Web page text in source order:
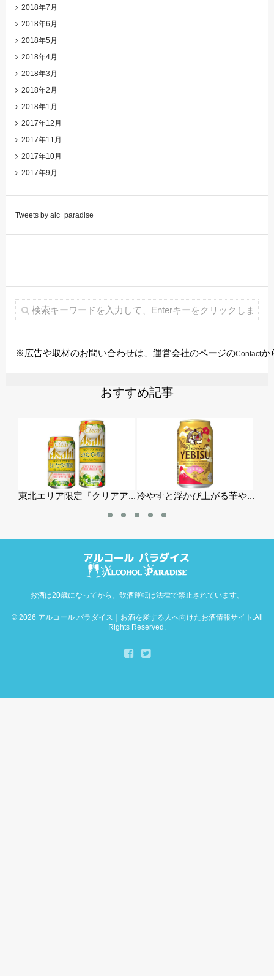
2018年7月
2018年6月
2018年5月
2018年4月
2018年3月
2018年2月
2018年1月
2017年12月
2017年11月
2017年10月
2017年9月
Tweets by alc_paradise
※広告や取材のお問い合わせは、運営会社のページのContactか
おすすめ記事
東北エリア限定『クリアア... 冷やすと浮かび上がる華や...
お酒は20歳になってから。飲酒運転は法律で禁止されています。
© 2026 アルコール パラダイス｜お酒を愛する人へ向けたお酒情報サイト .All
Rights Reserved.